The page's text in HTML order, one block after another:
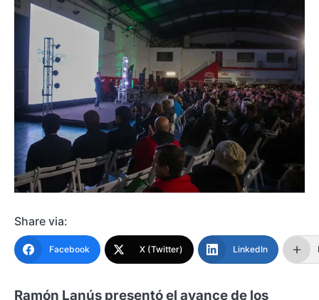
Share via:
Facebook X (Twitter) LinkedIn
Ramón Lanús presentó el avance de los